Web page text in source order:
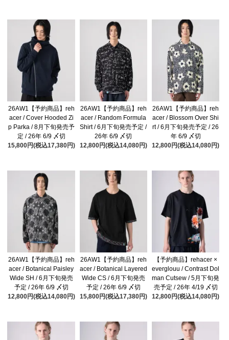
26AW1【予約商品】reh
acer / Cover Hooded Zi
p Parka / 8月下旬発売予
定 / 26年 6/9 〆切
15,800円(税込17,380円)
26AW1【予約商品】reh
acer / Random Formula
Shirt / 6月下旬発売予定 /
26年 6/9 〆切
12,800円(税込14,080円)
26AW1【予約商品】reh
acer / Blossom Over Shi
rt / 6月下旬発売予定 / 26
年 6/9 〆切
12,800円(税込14,080円)
26AW1【予約商品】reh
acer / Botanical Paisley
Wide SH / 6月下旬発売
予定 / 26年 6/9 〆切
12,800円(税込14,080円)
26AW1【予約商品】reh
acer / Botanical Layered
Wide CS / 6月下旬発売
予定 / 26年 6/9 〆切
15,800円(税込17,380円)
【予約商品】rehacer ×
everglouu / Contrast Dol
man Cutsew / 5月下旬発
売予定 / 26年 4/19 〆切
12,800円(税込14,080円)